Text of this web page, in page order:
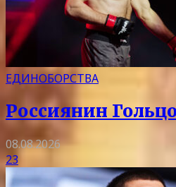
ЕДИНОБОРСТВА
Россиянин
08.08.2026
23